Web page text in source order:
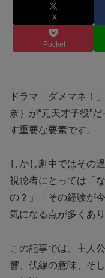
X
Pocket
ドラマ「ダメマネ！
奈）が“元天才子役”
す重要な要素です。
しかし劇中ではその
視聴者にとっては「
の？」「その経験が
気になる点が多くあり
この記事では、主人
響、伏線の意味、そ